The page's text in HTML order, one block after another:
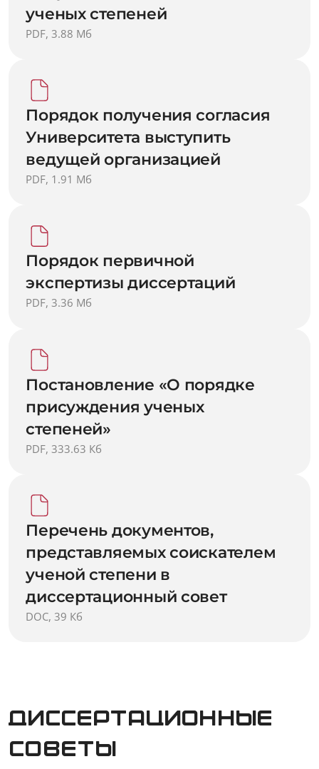
ученых степеней
PDF, 3.88 Мб
Порядок получения согласия
Университета выступить
ведущей организацией
PDF, 1.91 Мб
Порядок первичной
экспертизы диссертаций
PDF, 3.36 Мб
Постановление «О порядке
присуждения ученых
степеней»
PDF, 333.63 Кб
Перечень документов,
представляемых соискателем
ученой степени в
диссертационный совет
DOC, 39 Кб
Диссертационные
советы